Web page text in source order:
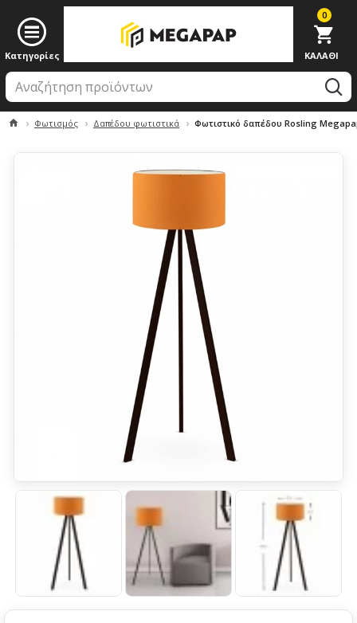
0
Φωτισμός Δαπέδου φωτιστικά Φωτιστικό δαπέδου Rosling